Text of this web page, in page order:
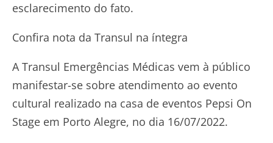
esclarecimento do fato.
Confira nota da Transul na íntegra
A Transul Emergências Médicas vem à público
manifestar-se sobre atendimento ao evento
cultural realizado na casa de eventos Pepsi On
Stage em Porto Alegre, no dia 16/07/2022.